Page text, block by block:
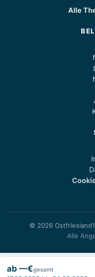
ab —€gesamt
Alle
© 2026
Alle